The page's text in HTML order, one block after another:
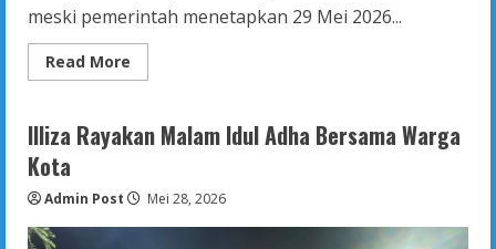
meski pemerintah menetapkan 29 Mei 2026...
Read More
more
Disdukcapil
Banda
Layanan
Cuti
Illiza Rayakan Malam Idul Adha Bersama Warga
Kota
Admin Post Mei 28, 2026